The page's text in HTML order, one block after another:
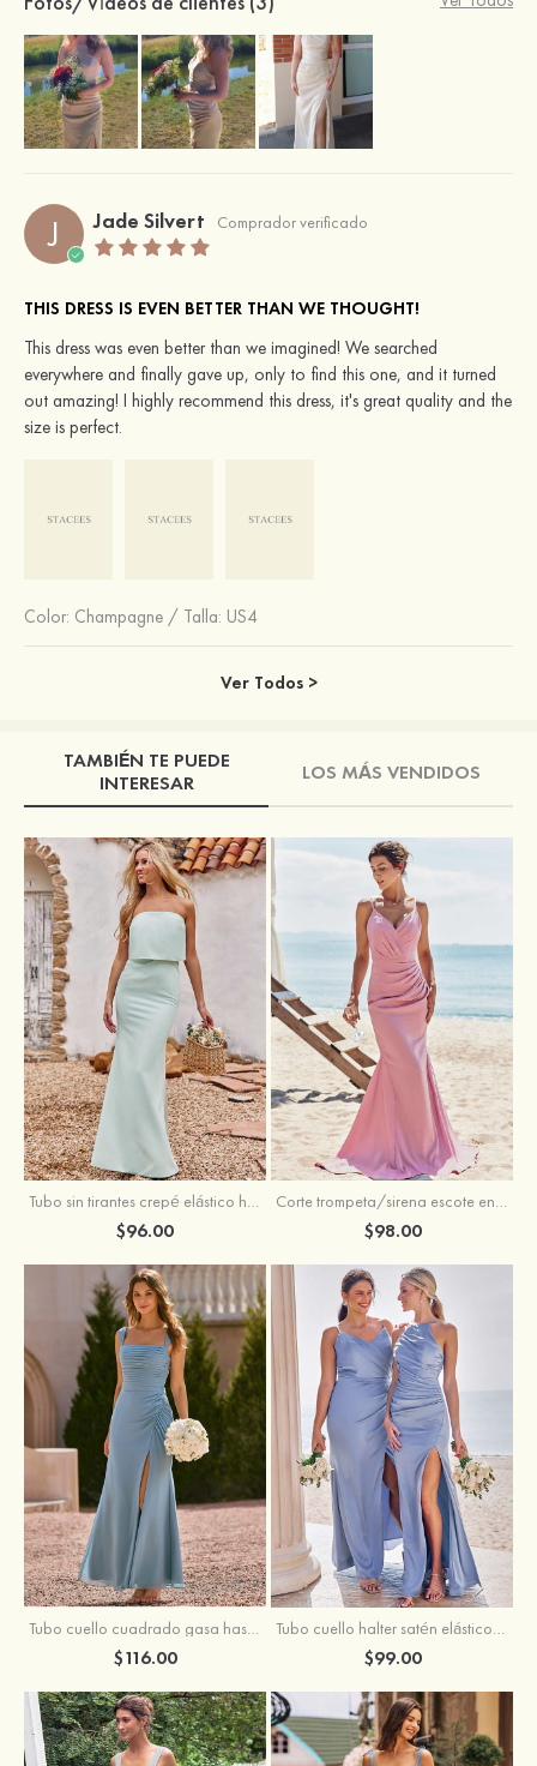
J Jade Silvert Comprador verificado
THIS DRESS IS EVEN BETTER THAN WE THOUGHT!
This dress was even better than we imagined! We searched
everywhere and finally gave up, only to find this one, and it turned
out amazing! I highly recommend this dress, it's great quality and the
size is perfect.
Color: Champagne / Talla: US4
Ver Todos >
TAMBIÉN TE PUEDE
INTERESAR
LOS MÁS VENDIDOS
Tubo sin tirantes crepé elástico hasta el suelo vestido de dama de honor
$96.00
Corte trompeta/sirena escote en v satén elástico hasta el suelo vestido de dama de honor
$98.00
Tubo cuello cuadrado gasa hasta el suelo vestido de dama de honor
$116.00
Tubo cuello halter satén elástico hasta el suelo vestido de dama de honor
$99.00